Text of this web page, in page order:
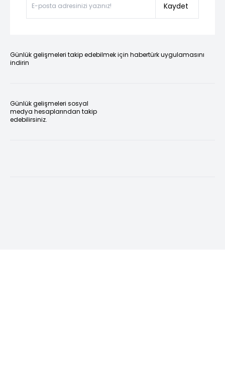
Kaydet
Günlük gelişmeleri takip edebilmek için habertürk uygulamasını
indirin
Günlük gelişmeleri sosyal
medya hesaplarından takip
edebilirsiniz.